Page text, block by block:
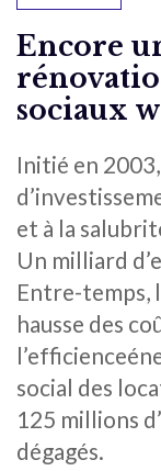
Encore
sociaux
Initié en
et à la
Un milliard
Entre-temps,
hausse des
social des
125 millions
dégagés.